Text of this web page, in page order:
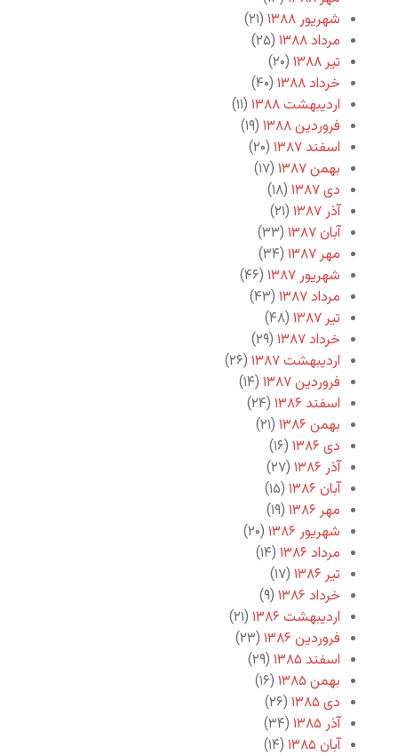
شهریور ۱۳۸۸
(۲۱)
مرداد ۱۳۸۸
(۲۵)
تیر ۱۳۸۸
(۲۰)
خرداد ۱۳۸۸
(۴۰)
اردیبهشت ۱۳۸۸
(۱۱)
فروردین ۱۳۸۸
(۱۹)
اسفند ۱۳۸۷
(۲۰)
بهمن ۱۳۸۷
(۱۷)
دی ۱۳۸۷
(۱۸)
آذر ۱۳۸۷
(۲۱)
آبان ۱۳۸۷
(۳۳)
مهر ۱۳۸۷
(۳۴)
شهریور ۱۳۸۷
(۴۶)
مرداد ۱۳۸۷
(۴۳)
تیر ۱۳۸۷
(۴۸)
خرداد ۱۳۸۷
(۲۹)
اردیبهشت ۱۳۸۷
(۲۶)
فروردین ۱۳۸۷
(۱۴)
اسفند ۱۳۸۶
(۲۴)
بهمن ۱۳۸۶
(۲۱)
دی ۱۳۸۶
(۱۶)
آذر ۱۳۸۶
(۲۷)
آبان ۱۳۸۶
(۱۵)
مهر ۱۳۸۶
(۱۹)
شهریور ۱۳۸۶
(۲۰)
مرداد ۱۳۸۶
(۱۴)
تیر ۱۳۸۶
(۱۷)
خرداد ۱۳۸۶
(۹)
اردیبهشت ۱۳۸۶
(۲۱)
فروردین ۱۳۸۶
(۲۳)
اسفند ۱۳۸۵
(۲۹)
بهمن ۱۳۸۵
(۱۶)
دی ۱۳۸۵
(۲۶)
آذر ۱۳۸۵
(۳۴)
آبان ۱۳۸۵
(۱۴)